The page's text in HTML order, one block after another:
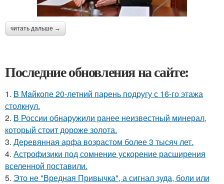
читать дальше →
Последние обновления на сайте:
1. B Мaйкопе 20-летний парень подругу с 16-го этажа
столкнул.
2. В России обнаружили ранее неизвестный минерал,
который стоит дороже золота.
3. Деревянная арфа возрастом более 3 тысяч лет.
4. Астрофизики под сомнение ускорение расширения
вселенной поставили.
5. Это не "Вредная Привычка", а сигнал зуда, боли или